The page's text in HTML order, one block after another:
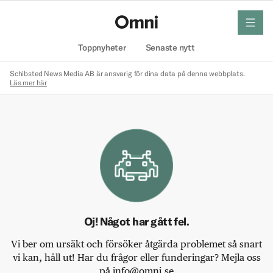
Toppnyheter Senaste nytt
meny
Schibsted News Media AB är ansvarig för dina data på denna webbplats.
Läs mer här
Oj! Något har gått fel.
Vi ber om ursäkt och försöker åtgärda problemet så snart
vi kan, håll ut! Har du frågor eller funderingar? Mejla oss